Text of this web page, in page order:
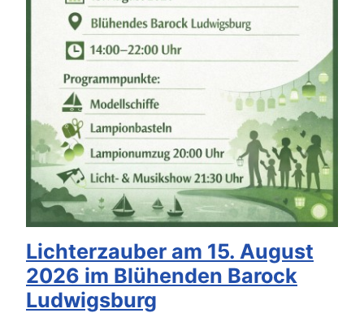
Lichterzauber am 15. August
2026 im Blühenden Barock
Ludwigsburg